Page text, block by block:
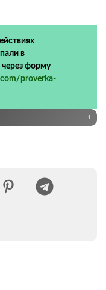
в
форму
proverka-
1